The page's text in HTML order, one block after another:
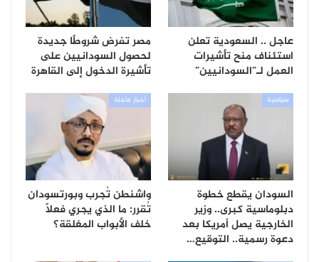
عاجل .. السعودية تعلن
استئناف منح تأشيرات
العمل لـ”السودانيين”
مصر تفرض شروطًا جديدة
لحصول السودانيين على
تأشيرة الدخول إلى القاهرة
سياسية
السودان يقطع خطوة
دبلوماسية كبرى.. وزير
الخارجية يصل أمريكا بعد
دعوة رسمية.. التوقيع…
أخبار عاجلة
واشنطن تُجرب وبورتسودان
تُقرر: ما الذي يجري فعلاً
خلف الأبواب المغلقة؟